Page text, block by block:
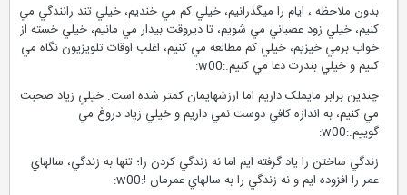
بدون ملاحظه ، ايام را ميگذرانيم، خيلي کم مي خنديم، خيلي تند رانندگي مي
کنيم، خيلي زود عصباني مي شويم، تا ديروقت بيدار مي مانيم، خيلي خسته از
خواب برمي خيزيم، خيلي کم مطالعه مي کنيم، اغلب اوقات تلويزيون نگاه مي
کنيم و خيلي بندرت دعا مي کنيم.:w00:
چندين برابر مايملک داريم اما ارزشهايمان کمتر شده است. خيلي زياد صحبت
مي کنيم، به اندازه کافي دوست نمي داريم و خيلي زياد دروغ مي
گوييم.:w00:
زندگي ساختن را ياد گرفته ايم اما نه زندگي کردن را؛ تنها به زندگي، سالهاي
عمر را افزوده ايم و نه زندگي را به سالهاي عمرمان !:w00: